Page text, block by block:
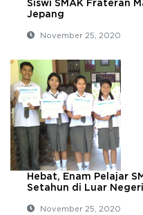
Siswi SMAK Frateran
Jepang
November 25, 2020
Hebat, Enam Pelajar
Setahun di Luar Negeri
November 25, 2020